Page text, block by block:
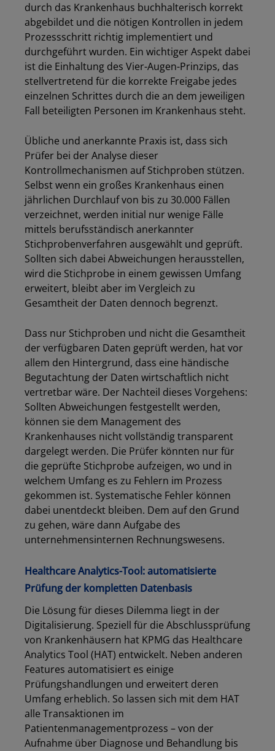
durch das Krankenhaus buchhalterisch korrekt
abgebildet und die nötigen Kontrollen in jedem
Prozessschritt richtig implementiert und
durchgeführt wurden. Ein wichtiger Aspekt dabei
ist die Einhaltung des Vier-Augen-Prinzips, das
stellvertretend für die korrekte Freigabe jedes
einzelnen Schrittes durch die an dem jeweiligen
Fall beteiligten Personen im Krankenhaus steht.
Übliche und anerkannte Praxis ist, dass sich
Prüfer bei der Analyse dieser
Kontrollmechanismen auf Stichproben stützen.
Selbst wenn ein großes Krankenhaus einen
jährlichen Durchlauf von bis zu 30.000 Fällen
verzeichnet, werden initial nur wenige Fälle
mittels berufsständisch anerkannter
Stichprobenverfahren ausgewählt und geprüft.
Sollten sich dabei Abweichungen herausstellen,
wird die Stichprobe in einem gewissen Umfang
erweitert, bleibt aber im Vergleich zu
Gesamtheit der Daten dennoch begrenzt.
Dass nur Stichproben und nicht die Gesamtheit
der verfügbaren Daten geprüft werden, hat vor
allem den Hintergrund, dass eine händische
Begutachtung der Daten wirtschaftlich nicht
vertretbar wäre. Der Nachteil dieses Vorgehens:
Sollten Abweichungen festgestellt werden,
können sie dem Management des
Krankenhauses nicht vollständig transparent
dargelegt werden. Die Prüfer könnten nur für
die geprüfte Stichprobe aufzeigen, wo und in
welchem Umfang es zu Fehlern im Prozess
gekommen ist. Systematische Fehler können
dabei unentdeckt bleiben. Dem auf den Grund
zu gehen, wäre dann Aufgabe des
unternehmensinternen Rechnungswesens.
Healthcare Analytics-Tool: automatisierte
Prüfung der kompletten Datenbasis
Die Lösung für dieses Dilemma liegt in der
Digitalisierung. Speziell für die Abschlussprüfung
von Krankenhäusern hat KPMG das Healthcare
Analytics Tool (HAT) entwickelt. Neben anderen
Features automatisiert es einige
Prüfungshandlungen und erweitert deren
Umfang erheblich. So lassen sich mit dem HAT
alle Transaktionen im
Patientenmanagementprozess – von der
Aufnahme über Diagnose und Behandlung bis